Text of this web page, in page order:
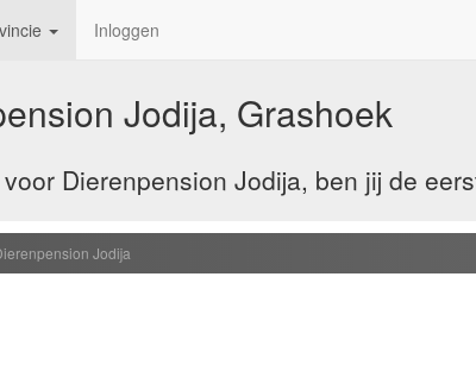
Inloggen
Jodija, Grashoek
Dierenpension Jodija, ben jij de
Jodija